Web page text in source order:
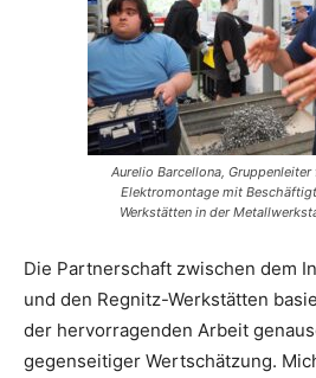
Aurelio Barcellona,
Elektromontage mit
Werkstätten in der
Die Partnerschaft zwischen dem
und den Regnitz-Werkstätten
der hervorragenden Arbeit
gegenseitiger Wertschätzung.